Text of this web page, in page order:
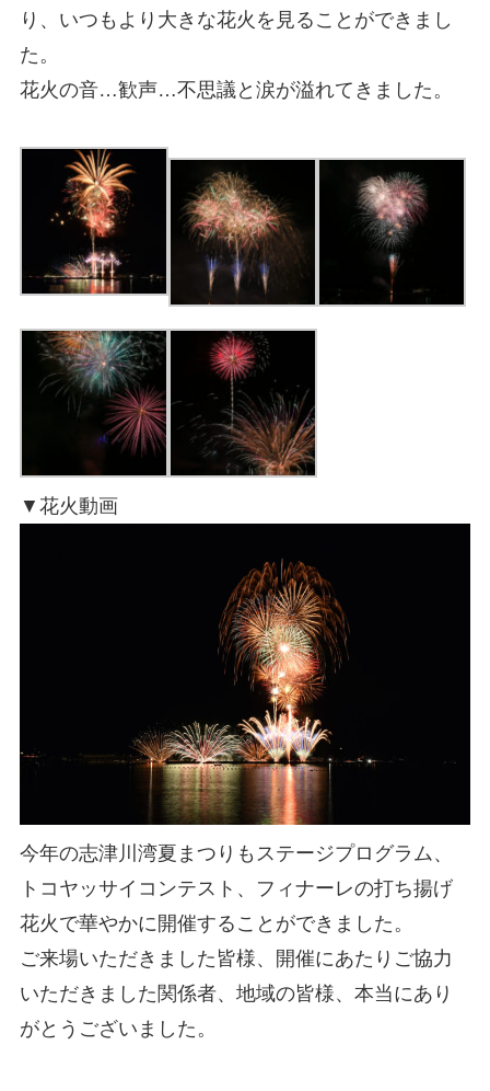
り、いつもより大きな花火を見ることができまし
た。
花火の音…歓声…不思議と涙が溢れてきました。
▼花火動画
今年の志津川湾夏まつりもステージプログラム、
トコヤッサイコンテスト、フィナーレの打ち揚げ
花火で華やかに開催することができました。
ご来場いただきました皆様、開催にあたりご協力
いただきました関係者、地域の皆様、本当にあり
がとうございました。